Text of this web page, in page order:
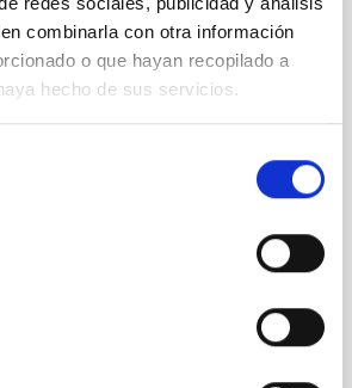
combinarla con otra información
o que hayan recopilado a
hecho de sus servicios.
between Cloud and
dominated model of star formation,
field. A. Pandhi et al. showed
that the orientation of cores and